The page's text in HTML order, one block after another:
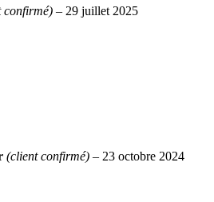
confirmé) – 29 juillet 2025
(client confirmé) – 23 octobre 2024